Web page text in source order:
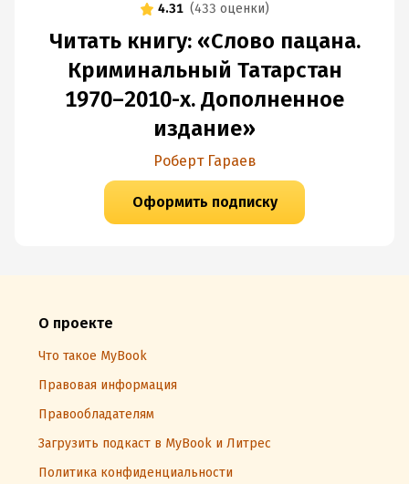
4.31 (433 оценки)
Читать книгу: «Слово пацана.
Криминальный Татарстан
1970–2010-х. Дополненное
издание»
Роберт Гараев
Оформить подписку
О проекте
Что такое MyBook
Правовая информация
Правообладателям
Загрузить подкаст в MyBook и Литрес
Политика конфиденциальности